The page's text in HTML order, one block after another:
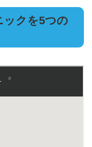
ックを5つの